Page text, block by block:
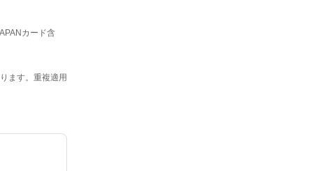
カード含
ます。重複適用